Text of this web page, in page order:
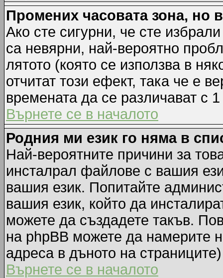
Промених часовата зона, но
Ако сте сигурни, че сте
са невярни, най-вероятно
лятото (която се използва в
отчитат този ефект, така че е
времената да се различават с
Върнете се в началото
Родния ми език го няма в
Най-вероятните причини за
инсталрал файлове с вашия
вашия език. Попитайте
вашия език, който да
можете да създадете такъв.
на phpBB можете да намерите
адреса в дъното на страниците)
Върнете се в началото